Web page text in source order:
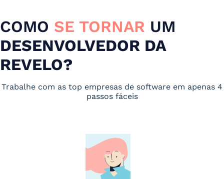
COMO SE TORNAR UM
DESENVOLVEDOR DA
REVELO?
Trabalhe com as top empresas de software em apenas 4
passos fáceis